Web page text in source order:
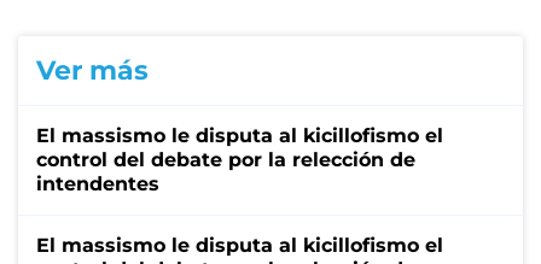
Ver más
El massismo le disputa al kicillofismo el
control del debate por la relección de
intendentes
El massismo le disputa al kicillofismo el